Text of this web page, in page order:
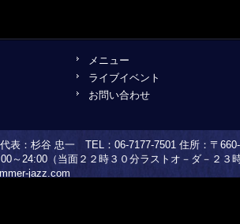
メニュー
ライブイベント
お問い合わせ
表：杉谷 忠一 TEL：06-7177-7501 住所：〒
～24:00（当面２２時３０分ラストオ－ダ－２
jazz.com